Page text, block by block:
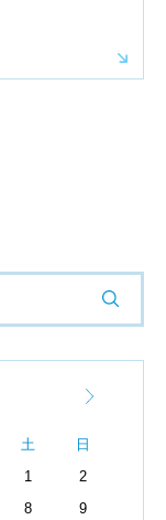
土
日
1
2
8
9